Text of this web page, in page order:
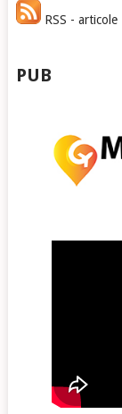
RSS - articole
PUB